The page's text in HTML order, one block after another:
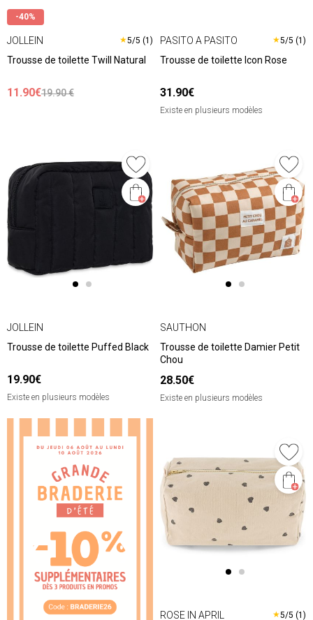
-40%
JOLLEIN ★5/5 (1)
Trousse de toilette Twill Natural
11.90€19.90 €
PASITO A PASITO ★5/5 (1)
Trousse de toilette Icon Rose
31.90€
Existe en plusieurs modèles
JOLLEIN
Trousse de toilette Puffed Black
19.90€
Existe en plusieurs modèles
SAUTHON
Trousse de toilette Damier Petit
Chou
28.50€
Existe en plusieurs modèles
❮ ❯
ROSE IN APRIL ★5/5 (1)